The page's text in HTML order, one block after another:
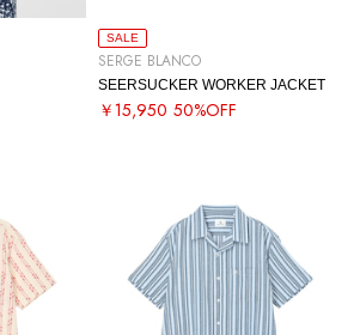
SALE
SERGE BLANCO
SEERSUCKER WORKER JACKET
￥15,950 50%OFF